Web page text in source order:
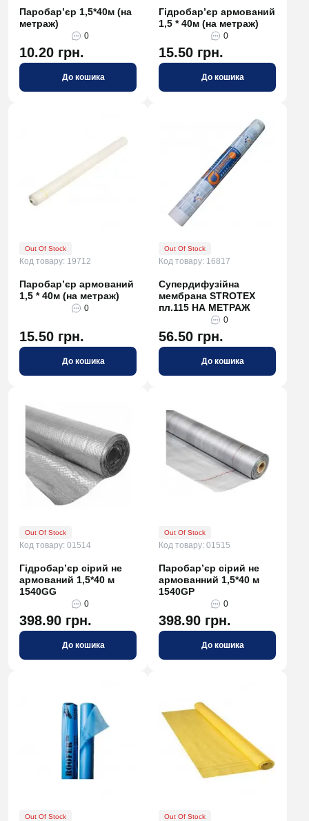
Паробар’єр 1,5*40м (на
метраж)
0
10.20 грн.
До кошика
Гідробар’єр армований
1,5 * 40м (на метраж)
0
15.50 грн.
До кошика
Out Of Stock
Код товару: 19712
Паробар’єр армований
1,5 * 40м (на метраж)
0
15.50 грн.
До кошика
Out Of Stock
Код товару: 16817
Супердифузійна
мембрана STROTEX
пл.115 НА МЕТРАЖ
0
56.50 грн.
До кошика
Out Of Stock
Код товару: 01514
Гідробар’єр сірий не
армований 1,5*40 м
1540GG
0
398.90 грн.
До кошика
Out Of Stock
Код товару: 01515
Паробар’єр сірий не
армованний 1,5*40 м
1540GP
0
398.90 грн.
До кошика
Out Of Stock Out Of Stock